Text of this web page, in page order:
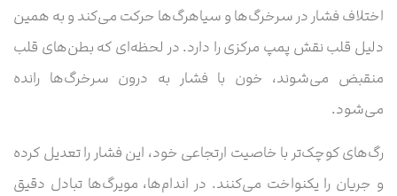
اختلاف فشار در سرخرگ‌ها و سیاهرگ‌ها حرکت می‌کند و به همین
دلیل قلب نقش پمپ مرکزی را دارد. در لحظه‌ای که بطن‌های قلب
منقبض می‌شوند، خون با فشار به درون سرخرگ‌ها رانده
می‌شود.
رگ‌های کوچک‌تر با خاصیت ارتجاعی خود، این فشار را تعدیل کرده
و جریان را یکنواخت می‌کنند. در اندام‌ها، مویرگ‌ها تبادل دقیق